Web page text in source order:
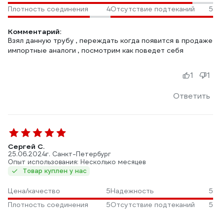
Плотность соединения
4Отсутствие подтеканий 5
Комментарий:
Взял данную трубу , переждать когда появится в продаже
импортные аналоги , посмотрим как поведет себя
Ответить
1 1
Сергей С.
25.06.2024г. Санкт-Петербург
Опыт использования: Несколько месяцев
Товар куплен у нас
Цена/качество 5Надежность
5
Плотность соединения
5Отсутствие подтеканий 5